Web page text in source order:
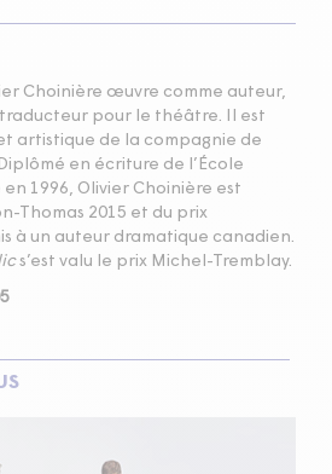
Choinière œuvre comme auteur,
pour le théâtre. Il est
artistique de la compagnie de
en écriture de l’École
1996, Olivier Choinière est
Thomas 2015 et du prix
à un auteur dramatique canadien.
s’est valu le prix Michel-Tremblay.